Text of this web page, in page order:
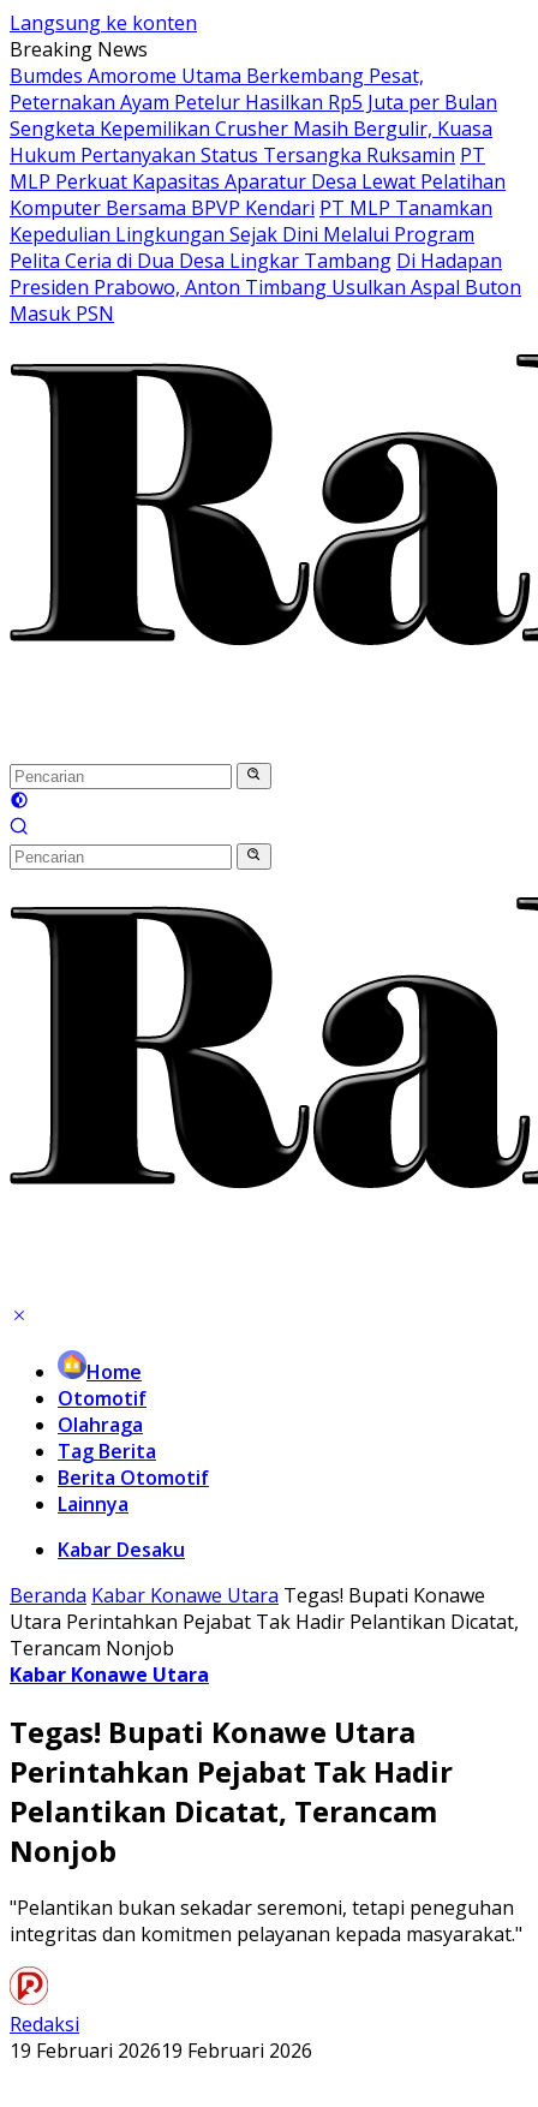
Langsung ke konten
Breaking News
Bumdes Amorome Utama Berkembang Pesat,
Peternakan Ayam Petelur Hasilkan Rp5 Juta per Bulan
Sengketa Kepemilikan Crusher Masih Bergulir, Kuasa
Hukum Pertanyakan Status Tersangka Ruksamin PT
MLP Perkuat Kapasitas Aparatur Desa Lewat Pelatihan
Komputer Bersama BPVP Kendari PT MLP Tanamkan
Kepedulian Lingkungan Sejak Dini Melalui Program
Pelita Ceria di Dua Desa Lingkar Tambang Di Hadapan
Presiden Prabowo, Anton Timbang Usulkan Aspal Buton
Masuk PSN
Home
Otomotif
Olahraga
Tag Berita
Berita Otomotif
Lainnya
Kabar Desaku
Beranda Kabar Konawe Utara Tegas! Bupati Konawe
Utara Perintahkan Pejabat Tak Hadir Pelantikan Dicatat,
Terancam Nonjob
Kabar Konawe Utara
Tegas! Bupati Konawe Utara
Perintahkan Pejabat Tak Hadir
Pelantikan Dicatat, Terancam
Nonjob
"Pelantikan bukan sekadar seremoni, tetapi peneguhan
integritas dan komitmen pelayanan kepada masyarakat."
Redaksi
19 Februari 202619 Februari 2026